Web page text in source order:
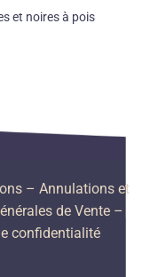
et noires à pois
– Annulations et
de Vente –
confidentialité